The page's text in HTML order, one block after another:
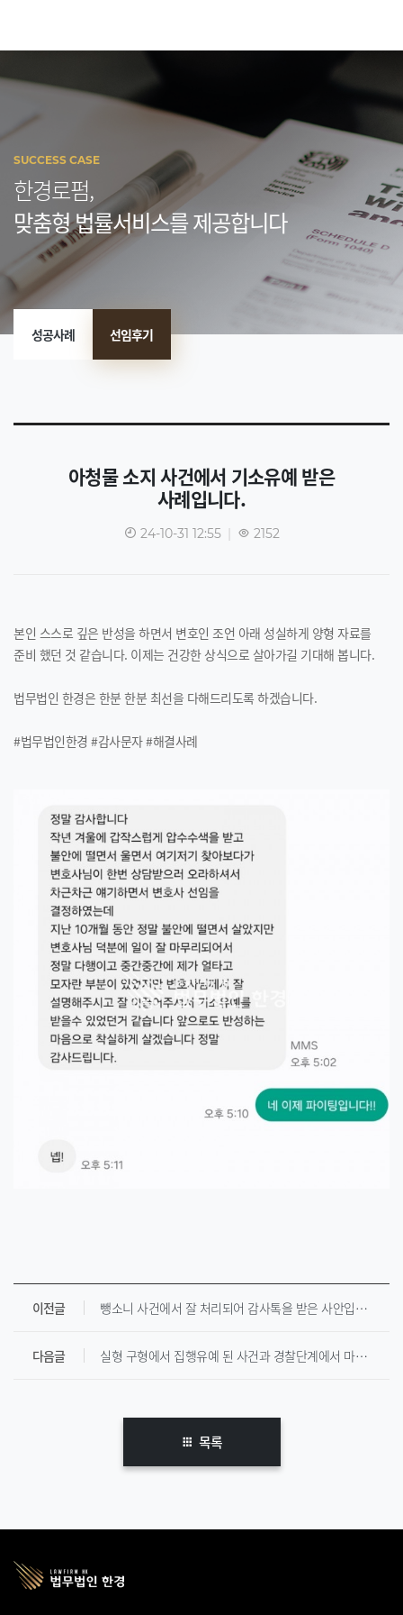
SUCCESS CASE
한경로펌,
맞춤형 법률서비스를 제공합니다
성공사례 선임후기
아청물 소지 사건에서 기소유예 받은
사례입니다.
24-10-31 12:55 | 2152
본인 스스로 깊은 반성을 하면서 변호인 조언 아래 성실하게 양형 자료를
준비 했던 것 같습니다. 이제는 건강한 상식으로 살아가길 기대해 봅니다.
법무법인 한경은 한분 한분 최선을 다해드리도록 하겠습니다.
#법무법인한경 #감사문자 #해결사례
이전글 뺑소니 사건에서 잘 처리되어 감사톡을 받은 사안입니다.
다음글 실형 구형에서 집행유예 된 사건과 경찰단계에서 마무리 된 사건의 의뢰인분들에게 받은 감사문자입니다.
목록